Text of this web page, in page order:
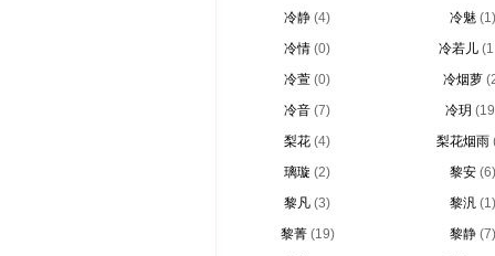
冷静 (4) 冷魅 (1)
冷情 (0) 冷若儿
冷萱 (0) 冷烟萝
冷音 (7) 冷玥
梨花 (4) 梨花烟雨
璃璇 (2) 黎安 (6)
黎凡 (3) 黎汎 (1)
黎菁 (19) 黎静 (7)